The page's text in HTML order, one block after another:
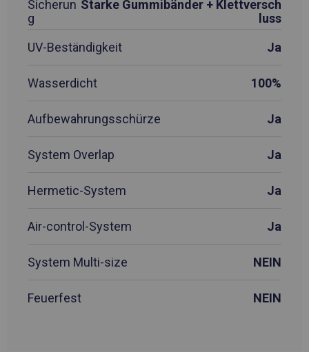
Sicherun
g
Starke Gummibänder + Klettversch
luss
UV-Beständigkeit
Ja
Wasserdicht 100%
Aufbewahrungsschürze Ja
System Overlap Ja
Hermetic-System Ja
Air-control-System Ja
System Multi-size NEIN
Feuerfest NEIN